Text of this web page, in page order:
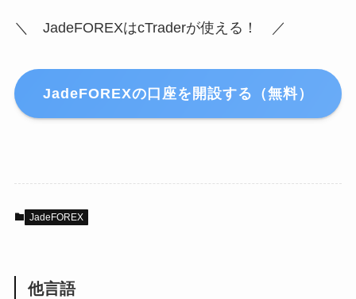
＼ JadeFOREXはcTraderが使える！ ／
JadeFOREXの口座を開設する（無料）
JadeFOREX
他言語